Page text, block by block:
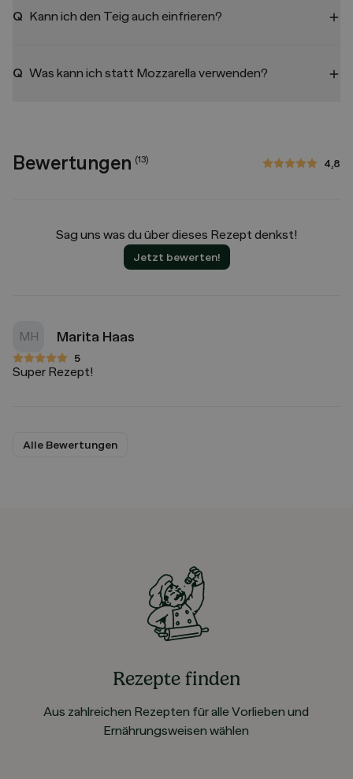
Q Kann ich den Teig auch einfrieren?
Q Was kann ich statt Mozzarella verwenden?
Bewertungen (13) 4,8
4,8 von 5 Sternen
Sag uns was du über dieses Rezept denkst!
Jetzt bewerten!
MH Marita Haas
5
5 von 5 Sternen
Super Rezept!
Alle Bewertungen
Rezepte finden
Aus zahlreichen Rezepten für alle Vorlieben und
Ernährungsweisen wählen